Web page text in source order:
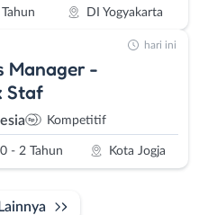
DI Yogyakarta
Manager -
Staf
Kompetitif
0 - 2 Tahun Kota Jogja
hari ini